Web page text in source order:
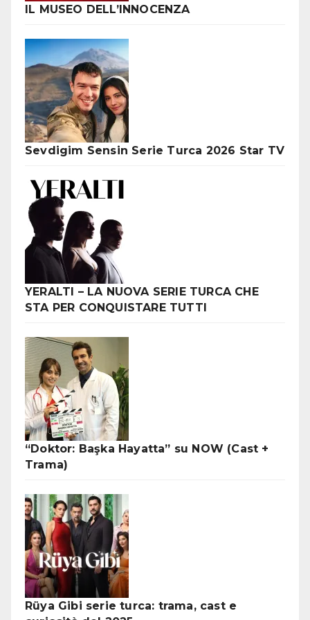
IL MUSEO DELL’INNOCENZA
Sevdigim Sensin Serie Turca 2026 Star TV
YERALTI – LA NUOVA SERIE TURCA CHE
STA PER CONQUISTARE TUTTI
“Doktor: Başka Hayatta” su NOW (Cast +
Trama)
Rüya Gibi serie turca: trama, cast e